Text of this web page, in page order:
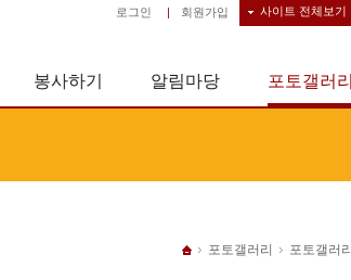
사이트 전체보기
로그인 | 회원가입
봉사하기 알림마당 포토갤러리
포토갤러리 포토갤러리